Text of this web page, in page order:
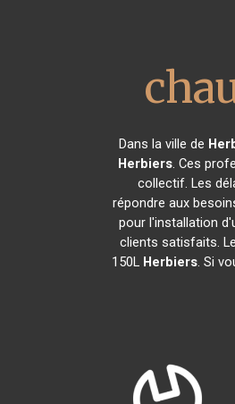
Dans la ville de
Herbiers. Ces
collectif. Les
répondre aux
pour l'installation
clients satisfaits.
150L Herbiers. Si